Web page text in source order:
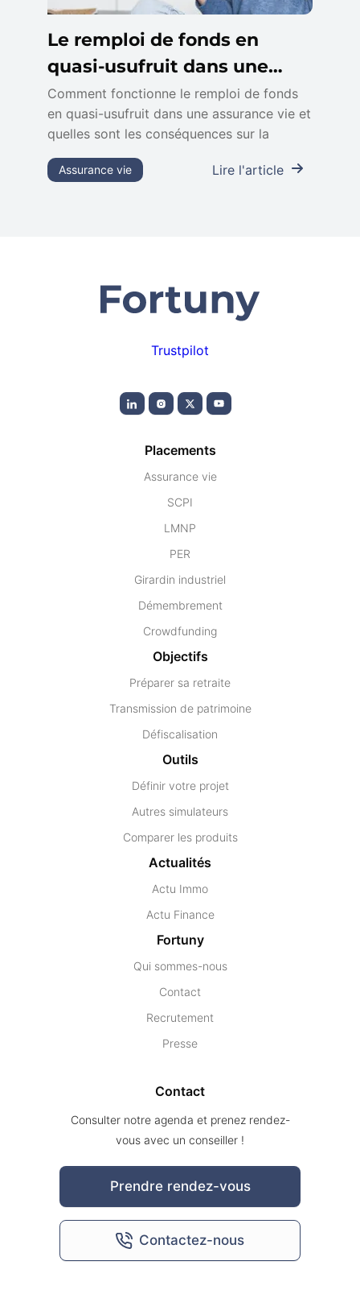
Le remploi de fonds en
quasi-usufruit dans une
assurance vie
Comment fonctionne le remploi de fonds
en quasi-usufruit dans une assurance vie et
quelles sont les conséquences sur la
Lire l'article
Assurance vie
Trustpilot
Placements
Assurance vie
SCPI
LMNP
PER
Girardin industriel
Démembrement
Crowdfunding
Objectifs
Préparer sa retraite
Transmission de patrimoine
Défiscalisation
Outils
Définir votre projet
Autres simulateurs
Comparer les produits
Actualités
Actu Immo
Actu Finance
Fortuny
Qui sommes-nous
Contact
Recrutement
Presse
Contact
Consulter notre agenda et prenez rendez-
vous avec un conseiller !
Prendre rendez-vous
Contactez-nous